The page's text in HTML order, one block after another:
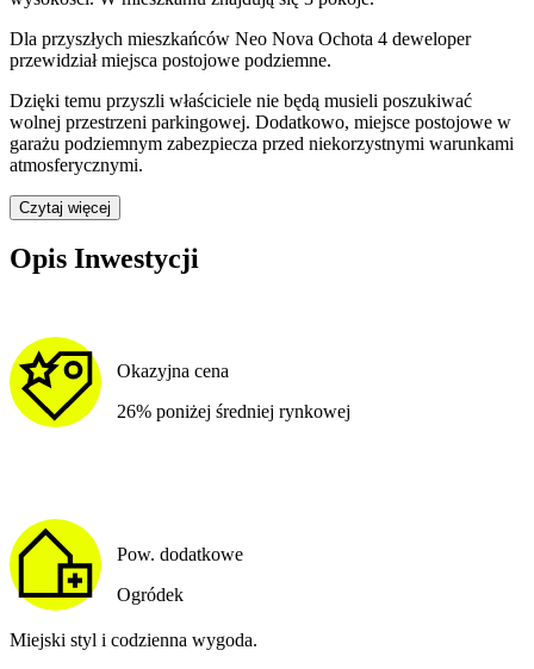
Dla przyszłych mieszkańców Neo Nova Ochota 4 deweloper
przewidziałmiejsca postojowe podziemne.
Dzięki temu przyszli właściciele nie będą musieli poszukiwać
wolnej przestrzeni parkingowej. Dodatkowo, miejsce postojowe w
garażu podziemnym zabezpiecza przed niekorzystnymi warunkami
atmosferycznymi.
Czytaj więcej
Opis Inwestycji
Okazyjna cena
26% poniżej średniej rynkowej
Pow. dodatkowe
Ogródek
Miejski styl i codzienna wygoda.